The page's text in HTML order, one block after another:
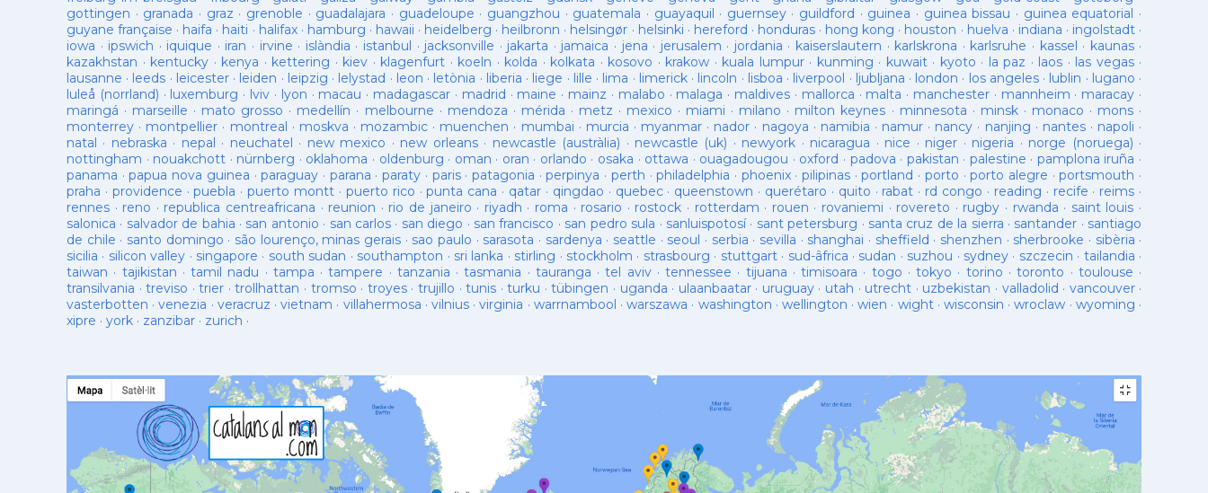
gottingen · granada · graz · grenoble · guadalajara · guadeloupe · guangzhou · guatemala · guayaquil · guernsey· guildford · guinea · guinea bissau · guinea equatorial ·
guyane française · haifa · haiti · halifax· hamburg · hawaii · heidelberg · heilbronn · helsingør · helsinki · hereford · honduras· hong kong · houston · huelva · indiana · ingolstadt·
iowa · ipswich · iquique · iran · irvine · islàndia · istanbul · jacksonville · jakarta · jamaica · jena · jerusalem · jordania · kaiserslautern · karlskrona · karlsruhe · kassel · kaunas·
kazakhstan · kentucky · kenya · kettering · kiev · klagenfurt · koeln · kolda · kolkata · kosovo · krakow · kuala lumpur· kunming · kuwait· kyoto · la paz · laos · las vegas·
lausanne · leeds · leicester· leiden · leipzig · lelystad · leon · letònia · liberia · liege · lille · lima · limerick· lincoln · lisboa · liverpool · ljubljana · london · los angeles· lublin · lugano ·
luleå (norrland) · luxemburg · lviv · lyon · macau · madagascar · madrid · maine · mainz · malabo · malaga · maldives · mallorca · malta · manchester · mannheim · maracay ·
maringá · marseille · mato grosso · medellín · melbourne · mendoza · mérida · metz · mexico · miami · milano · milton keynes · minnesota · minsk· monaco · mons ·
monterrey · montpellier · montreal · moskva · mozambic · muenchen · mumbai · murcia · myanmar · nador · nagoya · namibia · namur · nancy · nanjing · nantes· napoli ·
natal · nebraska · nepal · neuchatel · new mexico · new orleans· newcastle (austràlia) · newcastle (uk) · newyork · nicaragua · nice · niger · nigeria · norge (noruega) ·
nottingham · nouakchott · nürnberg · oklahoma · oldenburg · oman · oran · orlando · osaka · ottawa · ouagadougou · oxford · padova · pakistan · palestine · pamplona iruña ·
panama ·papua nova guinea ·paraguay · parana ·paraty · paris· patagonia ·perpinya · perth ·philadelphia · phoenix·pilipinas ·portland · porto ·porto alegre ·portsmouth ·
praha · providence ·puebla ·puerto montt · puerto rico ·punta cana · qatar · qingdao · quebec· queenstown · querétaro · quito · rabat · rd congo · reading · recife · reims ·
rennes · reno · republica centreafricana · reunion · rio de janeiro · riyadh · roma · rosario · rostock · rotterdam · rouen · rovaniemi · rovereto · rugby · rwanda · saint louis ·
salonica · salvador de bahia · san antonio · san carlos · san diego · san francisco · san pedro sula · sanluispotosí· sant petersburg · santa cruz de la sierra · santander · santiago
de chile · santo domingo · são lourenço, minas gerais· sao paulo · sarasota · sardenya · seattle · seoul · serbia · sevilla · shanghai · sheffield · shenzhen · sherbrooke · sibèria ·
sicilia · silicon valley · singapore · south sudan · southampton · sri lanka · stirling · stockholm · strasbourg · stuttgart· sud-âfrica · sudan · suzhou · sydney · szczecin · tailandia ·
taiwan · tajikistan ·tamil nadu · tampa ·tampere · tanzania ·tasmania · tauranga ·tel aviv·tennessee · tijuana ·timisoara · togo ·tokyo · torino ·toronto · toulouse ·
transilvania ·treviso ·trier ·trollhattan · tromso · troyes· trujillo ·tunis ·turku ·tübingen · uganda · ulaanbaatar· uruguay· utah · utrecht · uzbekistan · valladolid · vancouver·
vasterbotten ·venezia · veracruz ·vietnam · villahermosa · vilnius·virginia · warrnambool ·warszawa · washington · wellington ·wien · wight·wisconsin ·wroclaw · wyoming ·
xipre · york · zanzibar · zurich ·